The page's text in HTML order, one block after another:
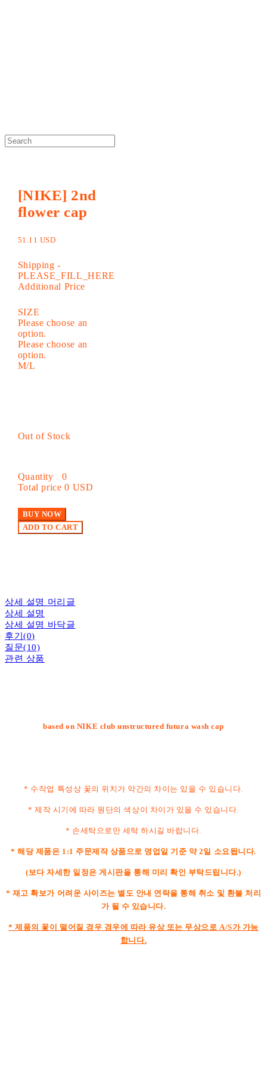
[NIKE] 2nd
flower cap
51.11 USD
Shipping-
PLEASE_FILL_HERE
Additional Price
SIZE
Please choose an
option.
Please choose an
option.
M/L
Out of Stock
Quantity
0
Total price 0 USD
BUY NOW
ADD TO CART
상세 설명 머리글
상세 설명
상세 설명 바닥글
후기(0)
질문(10)
관련 상품
based on NIKE club unstructured futura wash cap
* 수작업 특성상 꽃의 위치가 약간의 차이는 있을 수 있습니다.
* 제작 시기에 따라 원단의 색상이 차이가 있을 수 있습니다.
* 손세탁으로만 세탁 하시길 바랍니다.
* 해당 제품은 1:1 주문제작 상품으로 영업일 기준 약 2일 소요됩니다.
(보다 자세한 일정은 게시판을 통해 미리 확인 부탁드립니다.)
* 재고 확보가 어려운 사이즈는 별도 안내 연락을 통해 취소 및 환불 처리
가 될 수 있습니다.
* 제품의 꽃이 떨어질 경우 경우에 따라 유상 또는 무상으로 A/S가 가능
합니다.